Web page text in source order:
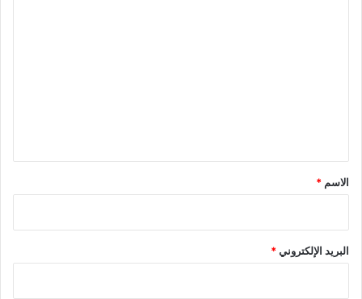
*
الاسم *
البريد الإلكتروني*